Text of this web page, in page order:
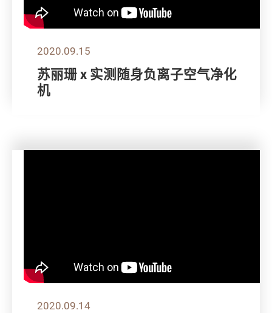
2020.09.15
苏丽珊 x 实测随身负离子空气净化
机
2020.09.14